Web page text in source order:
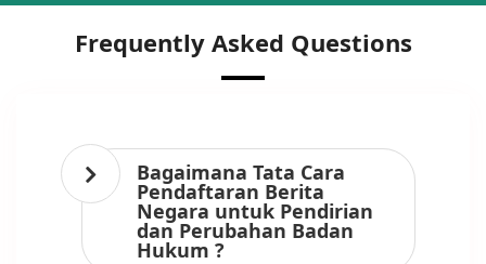
Frequently Asked Questions
Bagaimana Tata Cara
Pendaftaran Berita
Negara untuk Pendirian
dan Perubahan Badan
Hukum ?